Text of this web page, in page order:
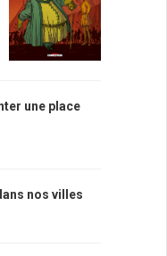
une place
nos villes